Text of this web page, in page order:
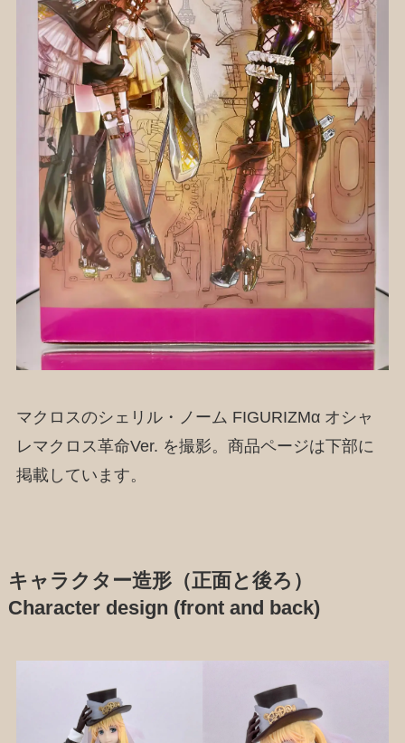
マクロスのシェリル・ノーム FIGURIZMα オシャ
レマクロス革命Ver. を撮影。商品ページは下部に
掲載しています。
キャラクター造形（正面と後ろ）
Character design (front and back)